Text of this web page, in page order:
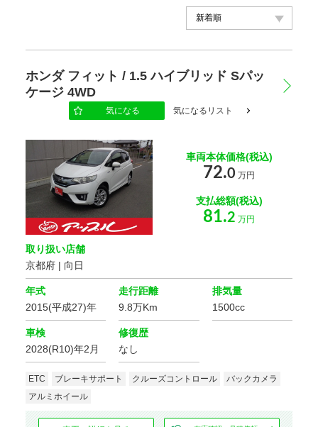
年式
車体の色
選択する
価格
ホンダ フィット / 1.5 ハイブリッド Sパッ
ケージ 4WD
気になる 気になるリスト
車両本体価格(税込)
72.0 万円
支払総額(税込)
81.2 万円
取り扱い店舗
京都府 | 向日
年式
2015(平成27)年
走行距離
9.8万Km
排気量
1500cc
車検
2028(R10)年2月
修復歴
なし
ETC ブレーキサポート クルーズコントロール
バックカメラ
アルミホイール